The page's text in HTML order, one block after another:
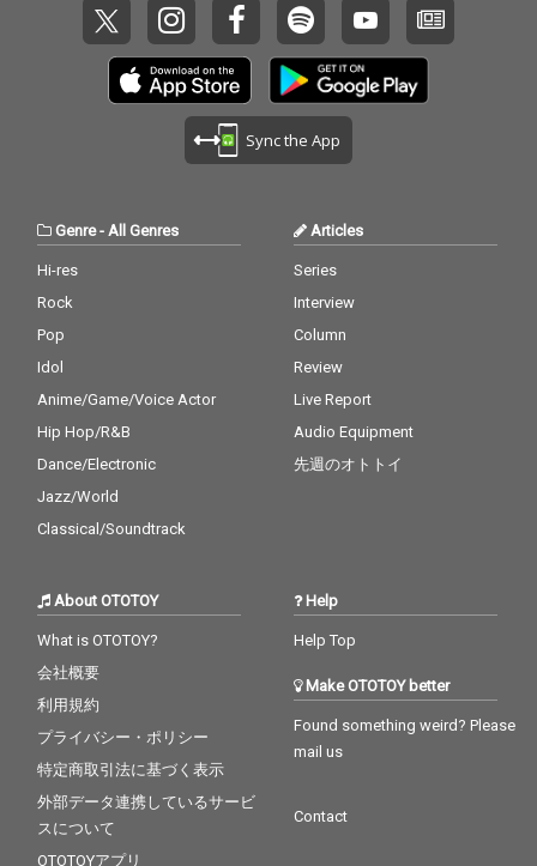
ー・ロリンズ(テナーサ
ックス)、トミー・フラ
ナガン(ピアノ)、ポー
ル・チェンバース(ベー
ス)、アート・テイラー
(ドラムス)が参加、バ
ンドリーダーにとって
演となったもので、デ
イヴィスのオリジナル
s」、「No Line」)に加
録されており、これら
はすべて1956年のLP
『Collectors' Items』
に収録された。 すべて
の音源はオリジナルの
送され、Plangent Proc
受賞エンジニアのポー
ってリマスターが施さ
れている。
ー・ロリンズ(テナーサ
ックス)、トミー・フラ
ナガン(ピアノ)、ポー
ル・チェンバース(ベー
ス)、アート・テイラー
(ドラムス)が参加、バ
ンドリーダーにとって
演となったもので、デ
イヴィスのオリジナル
s」、「No Line」)に加
え、デイヴ・ブルーベ
wn Sweet Way」が収
録されており、これら
はすべて1956年のLP
『Collectors' Items』
に収録された。 すべて
受賞エンジニアのポー
ってリマスターが施さ
Sync the App
Genre- All Genres
Hi-res
Rock
Pop
Idol
Anime/Game/Voice Actor
Hip Hop/R&B
Dance/Electronic
Jazz/World
Classical/Soundtrack
Articles
Series
Interview
Column
Review
Live Report
Audio Equipment
先週のオトトイ
About OTOTOY
What is OTOTOY?
会社概要
利用規約
プライバシー・ポリシー
特定商取引法に基づく表示
外部データ連携しているサービ
スについて
OTOTOYアプリ
Help
Help Top
Make OTOTOY better
Found something weird? Please
mail us
Contact